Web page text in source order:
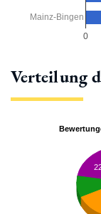
0
Mainz-Bingen
Verteilung